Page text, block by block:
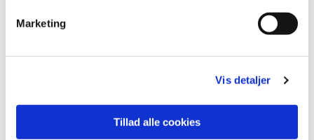
Marketing
Vis detaljer
Tillad alle cookies